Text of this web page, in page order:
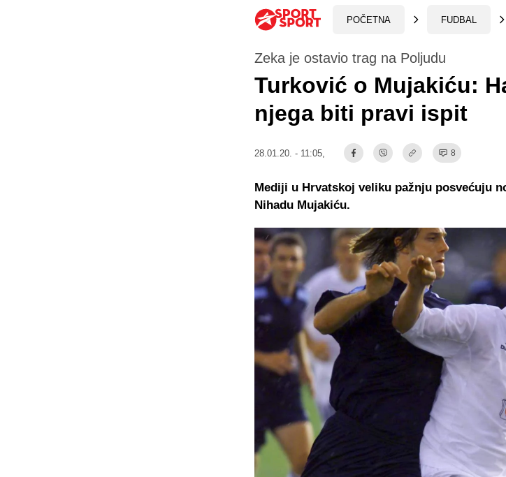
POČETNA FUDBAL
Zeka je ostavio trag na Poljudu
Turković o Mujakiću:
njega biti pravi ispit
28.01.20. - 11:05, 8
Mediji u Hrvatskoj veliku pažnju posvećuju
Nihadu Mujakiću.